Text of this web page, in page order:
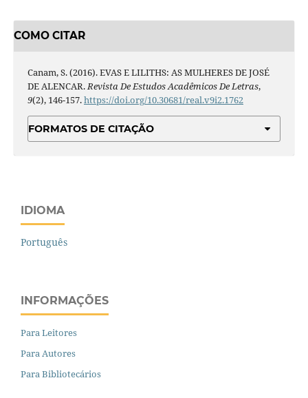
COMO CITAR
Canam, S. (2016). EVAS E LILITHS: AS MULHERES DE JOSÉ
DE ALENCAR.Revista De Estudos Acadêmicos De Letras,
9(2), 146-157.https://doi.org/10.30681/real.v9i2.1762
FORMATOS DE CITAÇÃO
IDIOMA
Português
INFORMAÇÕES
Para Leitores
Para Autores
Para Bibliotecários